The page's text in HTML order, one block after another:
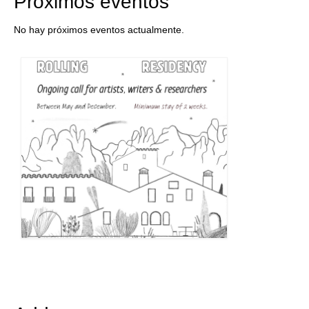
No hay próximos eventos actualmente.